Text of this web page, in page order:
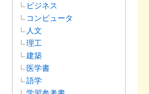
ビジネス
コンピュータ
人文
理工
建築
医学書
語学